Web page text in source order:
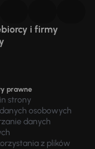
i firmy
prawne
strony
osobowych
danych
z plików